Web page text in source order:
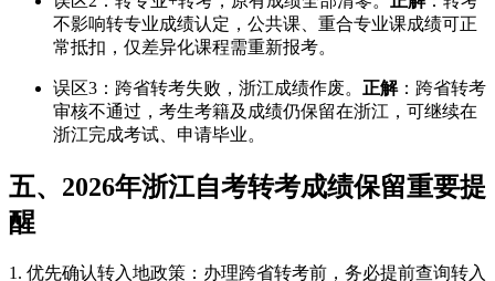
不影响转专业成绩认定，公共课、重合专业课成绩可正
常抵扣，仅差异化课程需重新报考。
误区3：跨省转考失败，浙江成绩作废。 正解：跨省转考
审核不通过，考生考籍及成绩仍保留在浙江，可继续在
浙江完成考试、申请毕业。
五、2026年浙江自考转考成绩保留重要提
醒
1. 优先确认转入地政策：办理跨省转考前，务必提前查询转入